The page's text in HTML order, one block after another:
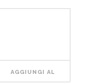
AGGIUNGI AL